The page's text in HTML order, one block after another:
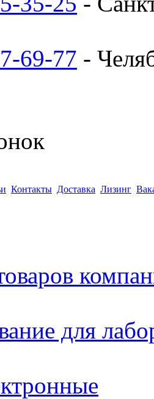
69-77 -
Контакты Доставка Лизинг
для